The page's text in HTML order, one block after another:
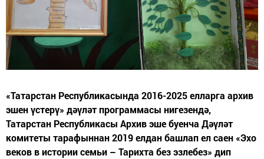
«Татарстан Республикасында 2016-2025 елларга архив
эшен үстерү» дәүләт программасы нигезендә,
Татарстан Республикасы Архив эше буенча Дәүләт
комитеты тарафыннан 2019 елдан башлап ел саен «Эхо
веков в истории семьи – Тарихта без эзлебез» дип